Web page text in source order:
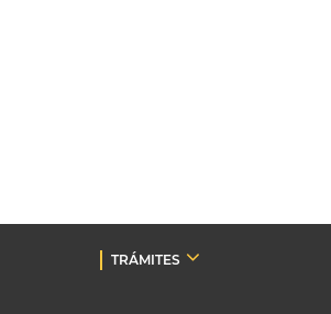
TRÁMITES